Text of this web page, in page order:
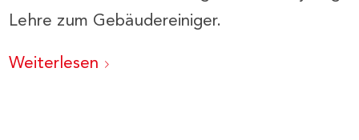
Lehre zum Gebäudereiniger.
Weiterlesen